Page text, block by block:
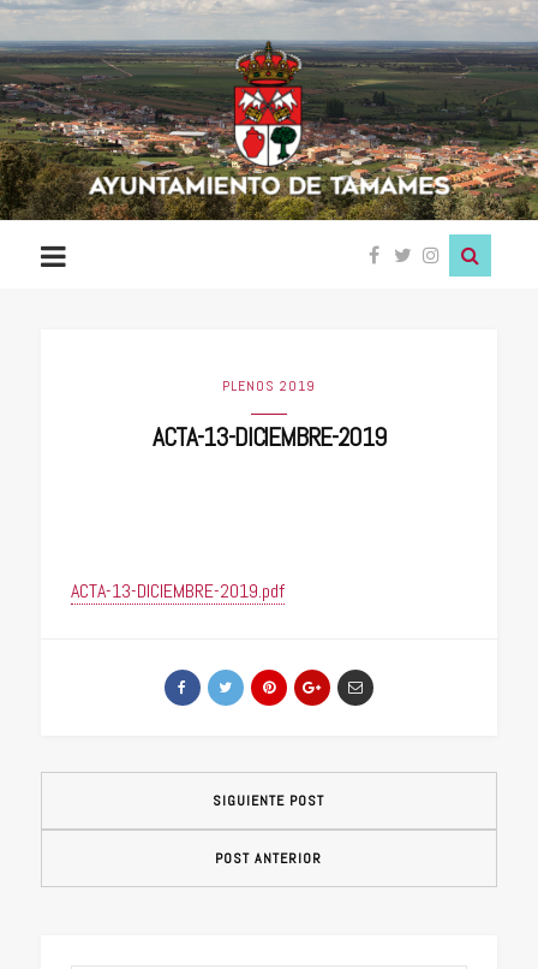
Ayuntamiento
de
Tamames
PLENOS 2019
ACTA-13-DICIEMBRE-2019
ACTA-13-DICIEMBRE-2019.pdf
SIGUIENTE POST
POST ANTERIOR